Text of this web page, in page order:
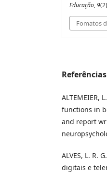
Educação,9
Fomatos
Referências
ALTEMEIER,
functions in
and report
ALVES, L. R.
digitais e